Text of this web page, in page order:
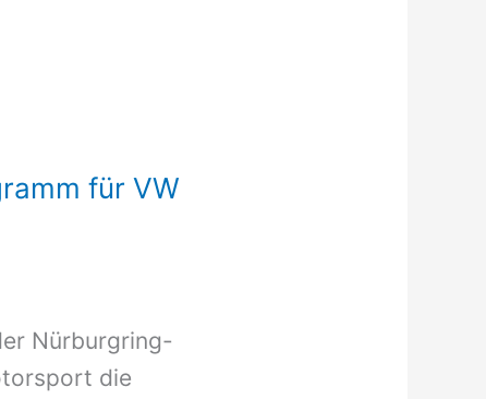
für VW
Nürburgring-
die